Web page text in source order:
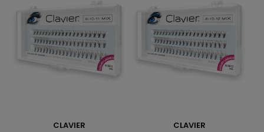
CLAVIER CLAVIER